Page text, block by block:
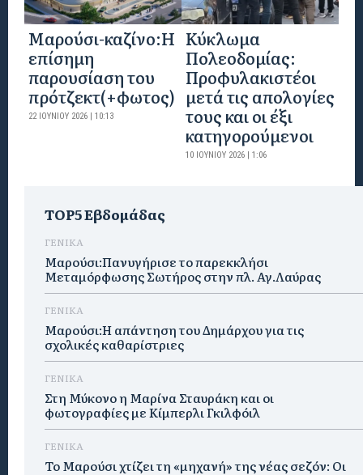
Mαρούσι-καζίνο:H
επίσημη
παρουσίαση του
πρότζεκτ(+φωτος)
22 ΙΟΥΝΊΟΥ 2026 | 10:13
Κύκλωμα
Πολεοδομίας:
Προφυλακιστέοι
μετά τις απολογίες
τους και οι έξι
κατηγορούμενοι
10 ΙΟΥΝΊΟΥ 2026 | 1:06
TOP5 Εβδομάδας
ΓΕΝΙΚΑ
Μαρούσι:Πανυγήρισε το παρεκκλήσι
Μεταμόρφωσης Σωτήρος στην πλ. Αγ.Λαύρας
ΓΕΝΙΚΑ
Μαρούσι:Η απάντηση του Δημάρχου για τις
σχολικές καθαρίστριες
ΓΕΝΙΚΑ
Στη Μύκονο η Μαρίνα Σταυράκη και οι
φωτογραφίες με Κίμπερλι Γκιλφόιλ
ΓΕΝΙΚΑ
Το Μαρούσι χτίζει τη «μηχανή» της νέας σεζόν: Οι